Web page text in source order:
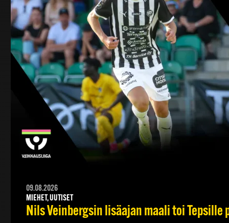
09.08.2026
MIEHET, UUTISET
Nils Veinbergsin lisäajan maali toi Tepsille